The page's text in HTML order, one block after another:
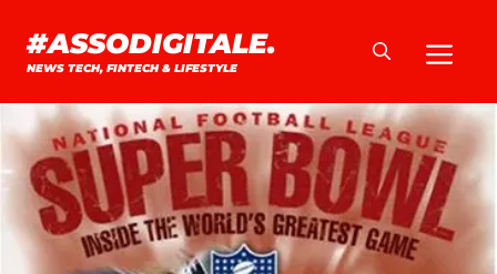
contenuto
#ASSODIGITALE.
NEWS TECH, FINTECH & LIFESTYLE